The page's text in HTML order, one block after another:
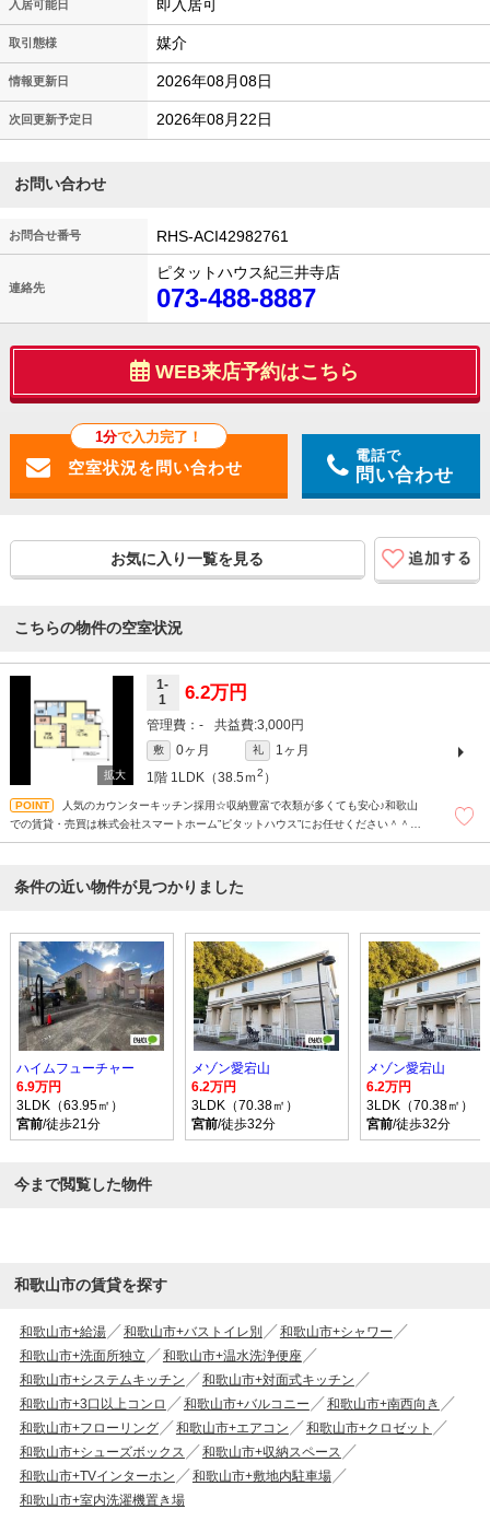
入居可能日 即入居可
取引態様 媒介
情報更新日 2026年08月08日
次回更新予定日 2026年08月22日
お問い合わせ
お問合せ番号 RHS-ACI42982761
連絡先
ピタットハウス紀三井寺店
073-488-8887
WEB来店予約はこちら
1分で入力完了！
電話で
問い合わせ
お気に入り一覧を見る
こちらの物件の空室状況
1-
1
6.2万円
- 3,000円
敷 0ヶ月 礼
1ヶ月
1階 1LDK（38.5ｍ2 ）
人気のカウンターキッチン採用☆収納豊富で衣類が多くても安心♪和歌山
での賃貸・売買は株式会社スマートホーム”ピタットハウス”にお任せください＾＾現
条件の近い物件が見つかりました
ハイムフューチャー
6.9万円
3LDK（63.95㎡）
宮前/徒歩21分
メゾン愛宕山
6.2万円
3LDK（70.38㎡）
宮前/徒歩32分
メゾン愛宕山
6.2万円
3LDK（70.38㎡）
宮前/徒歩32分
今まで閲覧した物件
和歌山市の賃貸を探す
和歌山市+給湯 和歌山市+バストイレ別
和歌山市+シャワー
和歌山市+洗面所独立
和歌山市+温水洗浄便座
和歌山市+システムキッチン
和歌山市+対面式キッチン
和歌山市+3口以上コンロ
和歌山市+バルコニー
和歌山市+南西向き
和歌山市+フローリング
和歌山市+エアコン
和歌山市+クロゼット
和歌山市+シューズボックス
和歌山市+収納スペース
和歌山市+TVインターホン
和歌山市+敷地内駐車場
和歌山市+室内洗濯機置き場